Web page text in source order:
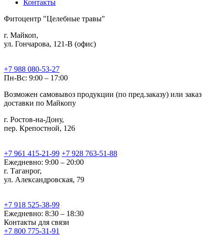
Контакты
Фитоцентр "Целебные травы"
г. Майкоп,
ул. Гончарова, 121-В (офис)
+7 988 080-53-27
Пн-Вс: 9:00 – 17:00
Возможен самовывоз продукции (по пред.заказу) или заказ
доставки по Майкопу
г. Ростов-на-Дону,
пер. Крепостной, 126
+7 961 415-21-99 +7 928 763-51-88
Ежедневно: 9:00 – 20:00
г. Таганрог,
ул. Александровская, 79
+7 918 525-38-99
Ежедневно: 8:30 – 18:30
Контакты для связи
+7 800 775-31-91